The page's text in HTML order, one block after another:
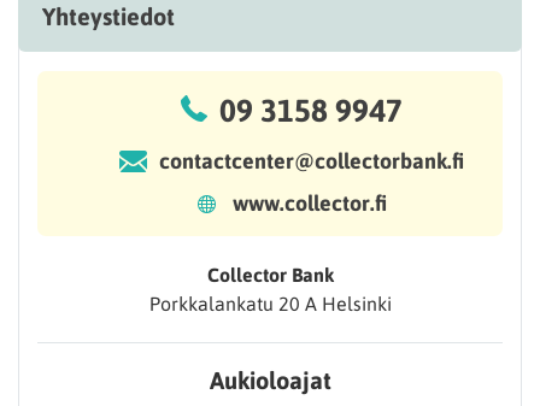
Yhteystiedot
09 3158 9947
contactcenter@collectorbank.fi
www.collector.fi
Collector Bank
Porkkalankatu 20 A Helsinki
Aukioloajat